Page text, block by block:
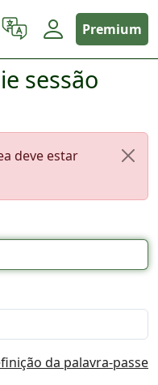
Premium
sessão
deve estar
da palavra-passe